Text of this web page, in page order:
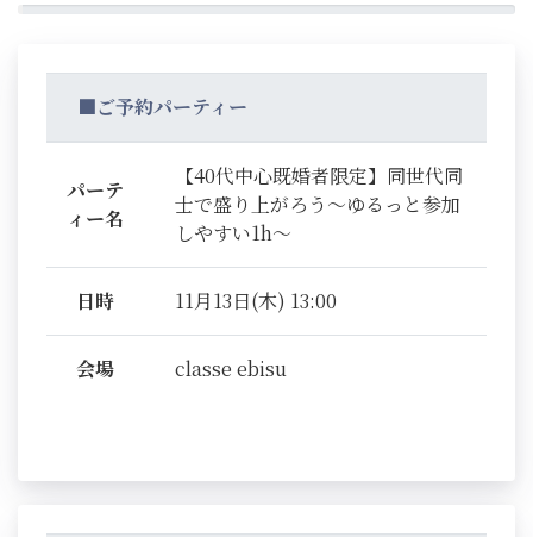
■ご予約パーティー
パーテ
ィー名
【40代中心既婚者限定】同世代同
士で盛り上がろう～ゆるっと参加
しやすい1h～
日時 11月13日(木) 13:00
会場 classe ebisu